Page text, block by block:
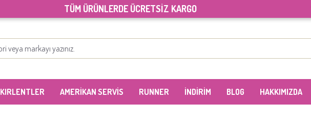
TÜM ÜRÜNLERDE ÜCRETSİZ KARGO
KIRLENTLER AMERİKAN SERVİS RUNNER İNDİRİM BLOG HAKKIMIZDA